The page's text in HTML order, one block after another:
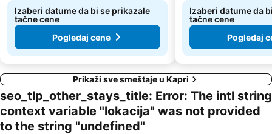
Izaberi datume da bi se prikazale
tačne cene
Pogledaj cene
Izaberi datume da
tačne cene
Pogledaj
Prikaži sve smeštaje u Kapri
seo_tlp_other_stays_title: Error: The intl string
context variable "lokacija" was not provided
to the string "undefined"